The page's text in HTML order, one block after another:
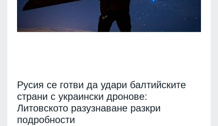
Русия се готви да удари балтийските
страни с украински дронове:
Литовското разузнаване разкри
подробности